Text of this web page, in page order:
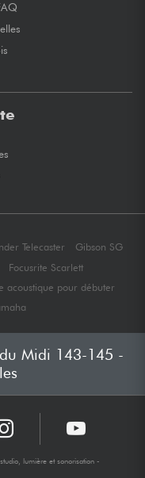
Telecaster
Gibson SG
Focusrite Scarlett
acoustique pour débuter
Midi 143-145 -
lumière et sonorisation -